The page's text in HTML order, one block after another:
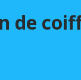
de